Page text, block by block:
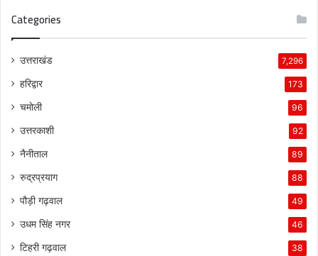
Categories
उत्तराखंड 7,296
हरिद्वार 173
चमोली 96
उत्तरकाशी 92
नैनीताल 89
रुद्रप्रयाग 88
पौड़ी गढ़वाल 49
उधम सिंह नगर 46
टिहरी गढ़वाल 38